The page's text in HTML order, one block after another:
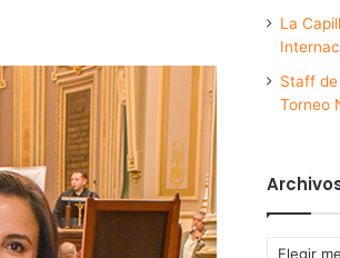
La
Staff
Torneo
Archivos